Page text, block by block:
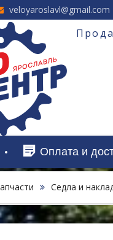
veloyaroslavl@gmail.com
Оплата и
Седла и